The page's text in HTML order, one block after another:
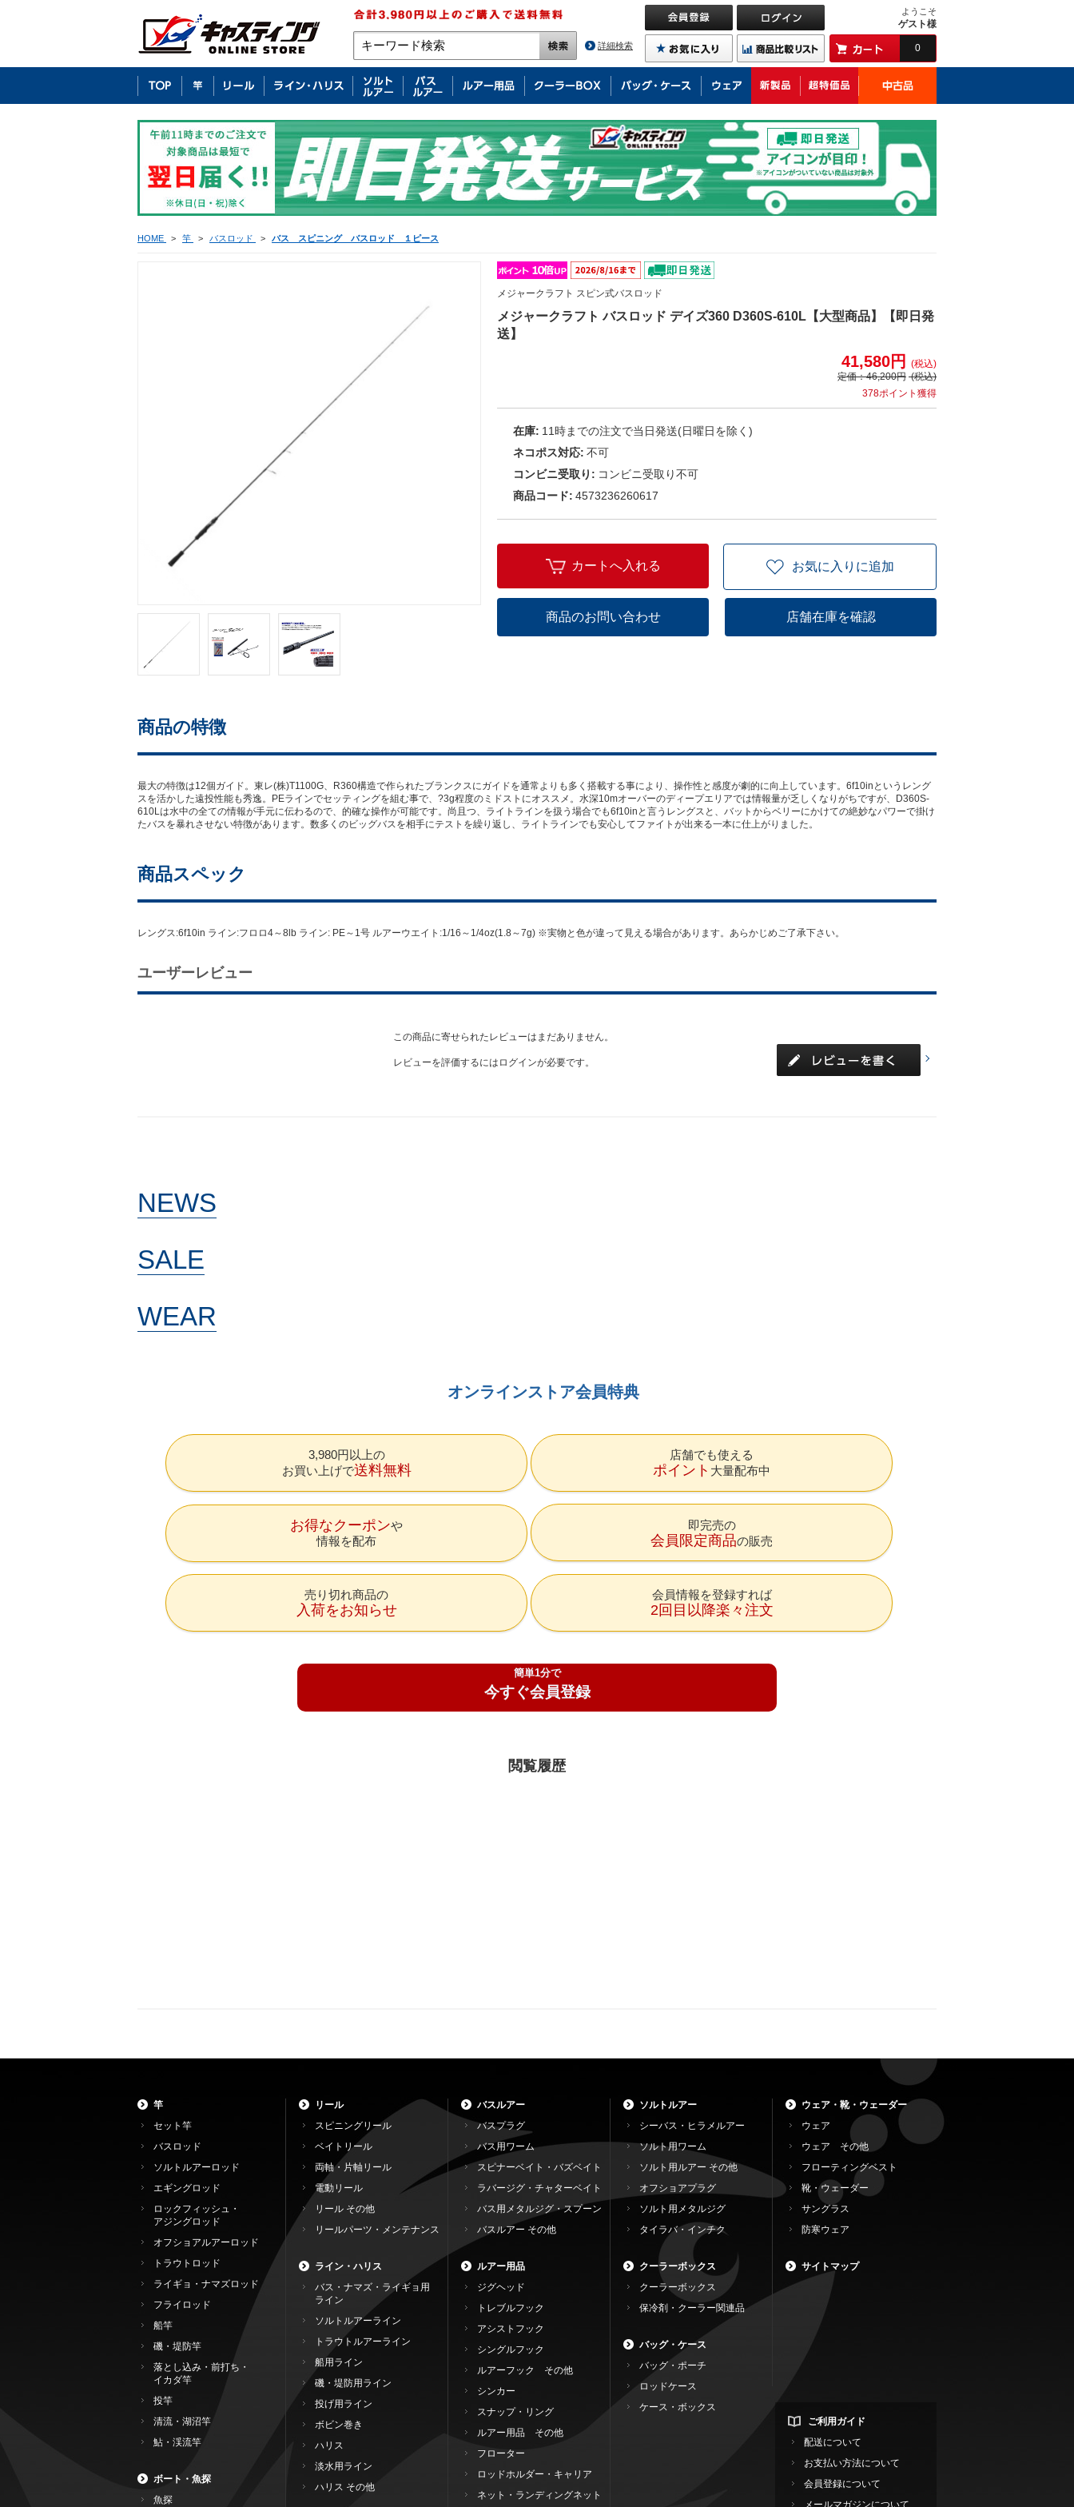
詳細検索
ようこそ
ゲスト様
0
HOME > 竿 > バスロッド > バス スピニング バスロッド １ピース
メジャークラフト スピン式バスロッド
メジャークラフト バスロッド デイズ360 D360S-610L【大型商品】【即日発
送】
41,580円
(税込)
定価：46,200円 (税込)
378ポイント獲得
在庫: 11時までの注文で当日発送(日曜日を除く)
ネコポス対応: 不可
コンビニ受取り: コンビニ受取り不可
商品コード: 4573236260617
カートへ入れる お気に入りに追加
商品のお問い合わせ 店舗在庫を確認
商品の特徴
最大の特徴は12個ガイド。東レ(株)T1100G、R360構造で作られたブランクスにガイドを通常よりも多く搭載する事により、操作性と感度が劇的に向上しています。6f10inというレング
スを活かした遠投性能も秀逸。PEラインでセッティングを組む事で、?3g程度のミドストにオススメ。水深10mオーバーのディープエリアでは情報量が乏しくなりがちですが、D360S-
610Lは水中の全ての情報が手元に伝わるので、的確な操作が可能です。尚且つ、ライトラインを扱う場合でも6f10inと言うレングスと、バットからベリーにかけての絶妙なパワーで掛け
たバスを暴れさせない特徴があります。数多くのビッグバスを相手にテストを繰り返し、ライトラインでも安心してファイトが出来る一本に仕上がりました。
商品スペック
レングス:6f10in ライン:フロロ4～8lb ライン: PE～1号 ルアーウエイト:1/16～1/4oz(1.8～7g) ※実物と色が違って見える場合があります。あらかじめご了承下さい。
ユーザーレビュー
この商品に寄せられたレビューはまだありません。
レビューを評価するには ログインが必要です。
NEWS
SALE
WEAR
オンラインストア会員特典
3,980円以上の
お買い上げで送料無料
店舗でも使える
ポイント 大量配布中
お得なクーポン
情報を配布
即完売の
会員限定商品の販売
売り切れ商品の
入荷をお知らせ
会員情報を登録すれば
2回目以降楽々注文
簡単1分で
今すぐ会員登録
閲覧履歴
竿
セット竿
バスロッド
ソルトルアーロッド
エギングロッド
ロックフィッシュ・
アジングロッド
オフショアルアーロッド
トラウトロッド
ライギョ・ナマズロッド
フライロッド
船竿
磯・堤防竿
落とし込み・前打ち・
イカダ竿
投竿
清流・湖沼竿
鮎・渓流竿
ボート・魚探
魚探
リール
スピニングリール
ベイトリール
両軸・片軸リール
電動リール
リール その他
リールパーツ・メンテナンス
ライン・ハリス
バス・ナマズ・ライギョ用
ライン
ソルトルアーライン
トラウトルアーライン
船用ライン
磯・堤防用ライン
投げ用ライン
ボビン巻き
ハリス
淡水用ライン
ハリス その他
バスルアー
バスプラグ
バス用ワーム
スピナーベイト・バズベイト
ラバージグ・チャターベイト
バス用メタルジグ・スプーン
バスルアー その他
ルアー用品
ジグヘッド
トレブルフック
アシストフック
シングルフック
ルアーフック その他
シンカー
スナップ・リング
ルアー用品 その他
フローター
ロッドホルダー・キャリア
ネット・ランディングネット
ソルトルアー
シーバス・ヒラメルアー
ソルト用ワーム
ソルト用ルアー その他
オフショアプラグ
ソルト用メタルジグ
タイラバ・インチク
クーラーボックス
クーラーボックス
保冷剤・クーラー関連品
バッグ・ケース
バッグ・ポーチ
ロッドケース
ケース・ボックス
ウェア・靴・ウェーダー
ウェア
ウェア その他
フローティングベスト
靴・ウェーダー
サングラス
防寒ウェア
サイトマップ
ご利用ガイド
配送について
お支払い方法について
会員登録について
メールマガジンについて